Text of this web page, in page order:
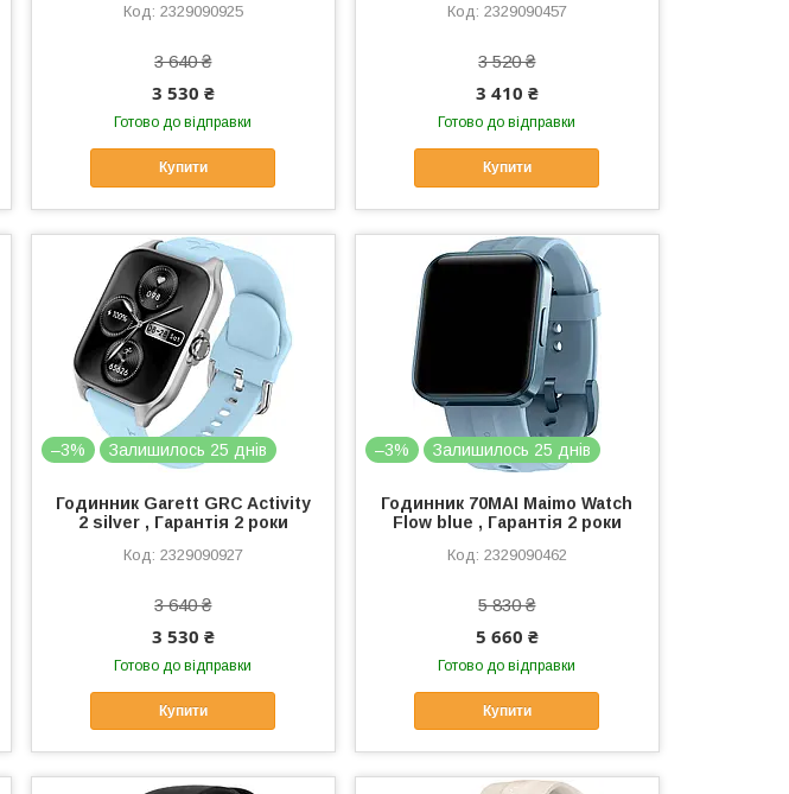
2329090925
3 640 ₴
3 530 ₴
Готово до відправки
Купити
2329090457
3 520 ₴
3 410 ₴
Готово до відправки
Купити
–3% Залишилось 25 днів
Годинник Garett GRC Activity
2 silver , Гарантія 2 роки
2329090927
3 640 ₴
3 530 ₴
Готово до відправки
Купити
–3% Залишилось 25 днів
Годинник 70MAI Maimo Watch
Flow blue , Гарантія 2 роки
2329090462
5 830 ₴
5 660 ₴
Готово до відправки
Купити